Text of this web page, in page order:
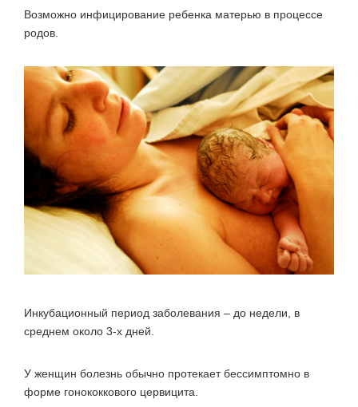
Возможно инфицирование ребенка матерью в процессе
родов.
Инкубационный период заболевания – до недели, в
среднем около 3-х дней.
У женщин болезнь обычно протекает бессимптомно в
форме гонококкового цервицита.